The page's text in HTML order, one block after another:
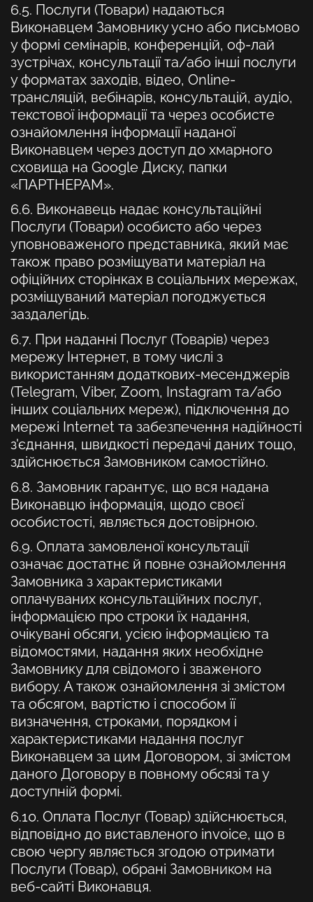
6.5. Послуги (Товари) надаються
Виконавцем Замовнику усно або письмово
у формі семінарів, конференцій, оф-лай
зустрічах, консультації та/або інші послуги
у форматах заходів, відео, Online-
трансляцій, вебінарів, консультацій, аудіо,
текстової інформації та через особисте
ознайомлення інформації наданої
Виконавцем через доступ до хмарного
сховища на Google Диску, папки
«ПАРТНЕРАМ».
6.6. Виконавець надає консультаційні
Послуги (Товари) особисто або через
уповноваженого представника, який має
також право розміщувати матеріал на
офіційних сторінках в соціальних мережах,
розміщуваний матеріал погоджується
заздалегідь.
6.7. При наданні Послуг (Товарів) через
мережу Інтернет, в тому числі з
використанням додаткових-месенджерів
(Telegram, Viber, Zoom, Instagram та/або
інших соціальних мереж), підключення до
мережі Internet та забезпечення надійності
з'єднання, швидкості передачі даних тощо,
здійснюється Замовником самостійно.
6.8. Замовник гарантує, що вся надана
Виконавцю інформація, щодо своєї
особистості, являється достовірною.
6.9. Оплата замовленої консультації
означає достатнє й повне ознайомлення
Замовника з характеристиками
оплачуваних консультаційних послуг,
інформацією про строки їх надання,
очікувані обсяги, усією інформацією та
відомостями, надання яких необхідне
Замовнику для свідомого і зваженого
вибору. А також ознайомлення зі змістом
та обсягом, вартістю і способом її
визначення, строками, порядком і
характеристиками надання послуг
Виконавцем за цим Договором, зі змістом
даного Договору в повному обсязі та у
доступній формі.
6.10. Оплата Послуг (Товар) здійснюється,
відповідно до виставленого invoice, що в
свою чергу являється згодою отримати
Послуги (Товар), обрані Замовником на
веб-сайті Виконавця.